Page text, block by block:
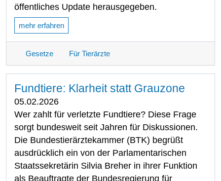
öffentliches Update herausgegeben.
mehr erfahren
Gesetze Für Tierärzte
Fundtiere: Klarheit statt Grauzone
05.02.2026
Wer zahlt für verletzte Fundtiere? Diese Frage
sorgt bundesweit seit Jahren für Diskussionen.
Die Bundestierärztekammer (BTK) begrüßt
ausdrücklich ein von der Parlamentarischen
Staatssekretärin Silvia Breher in ihrer Funktion
als Beauftragte der Bundesregierung für